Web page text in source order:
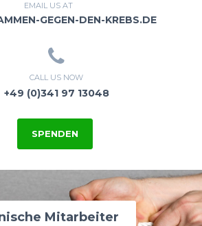
EMAIL US AT
GEGEN-DEN-KREBS.DE
CALL US NOW
+49 (0)341 97 13048
SPENDEN
Mitarbeiter